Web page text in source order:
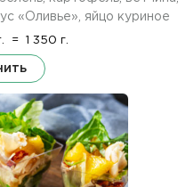
«Оливье», яйцо куриное
= 1 350 г.